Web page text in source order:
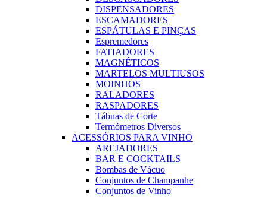
DISPENSADORES
ESCAMADORES
ESPÁTULAS E PINÇAS
Espremedores
FATIADORES
MAGNÉTICOS
MARTELOS MULTIUSOS
MOINHOS
RALADORES
RASPADORES
Tábuas de Corte
Termómetros Diversos
ACESSÓRIOS PARA VINHO
AREJADORES
BAR E COCKTAILS
Bombas de Vácuo
Conjuntos de Champanhe
Conjuntos de Vinho